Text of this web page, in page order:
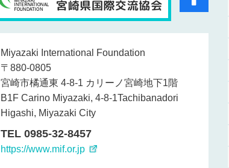
Miyazaki International Foundation
〒880-0805
宮崎市橘通東 4-8-1 カリーノ宮崎地下1階
B1F Carino Miyazaki, 4-8-1Tachibanadori
Higashi, Miyazaki City
TEL 0985-32-8457
https://www.mif.or.jp